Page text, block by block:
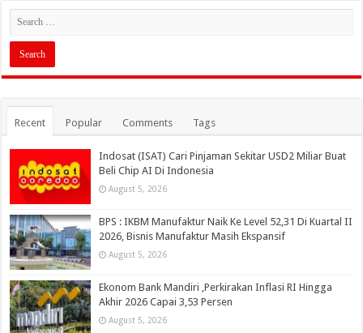
Recent Popular Comments Tags
Indosat (ISAT) Cari Pinjaman Sekitar USD2 Miliar Buat
Beli Chip AI Di Indonesia
August 5, 2026
BPS : IKBM Manufaktur Naik Ke Level 52,31 Di Kuartal II
2026, Bisnis Manufaktur Masih Ekspansif
August 5, 2026
Ekonom Bank Mandiri ,Perkirakan Inflasi RI Hingga
Akhir 2026 Capai 3,53 Persen
August 5, 2026